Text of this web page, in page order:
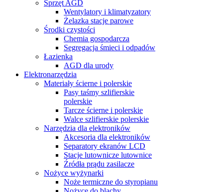
Sprzęt AGD
Wentylatory i klimatyzatory
Żelazka stacje parowe
Środki czystości
Chemia gospodarcza
Segregacja śmieci i odpadów
Łazienka
AGD dla urody
Elektronarzędzia
Materiały ścierne i polerskie
Pasy taśmy szlifierskie
polerskie
Tarcze ścierne i polerskie
Walce szlifierskie polerskie
Narzędzia dla elektroników
Akcesoria dla elektroników
Separatory ekranów LCD
Stacje lutownicze lutownice
Źródła prądu zasilacze
Nożyce wyżynarki
Noże termiczne do styropianu